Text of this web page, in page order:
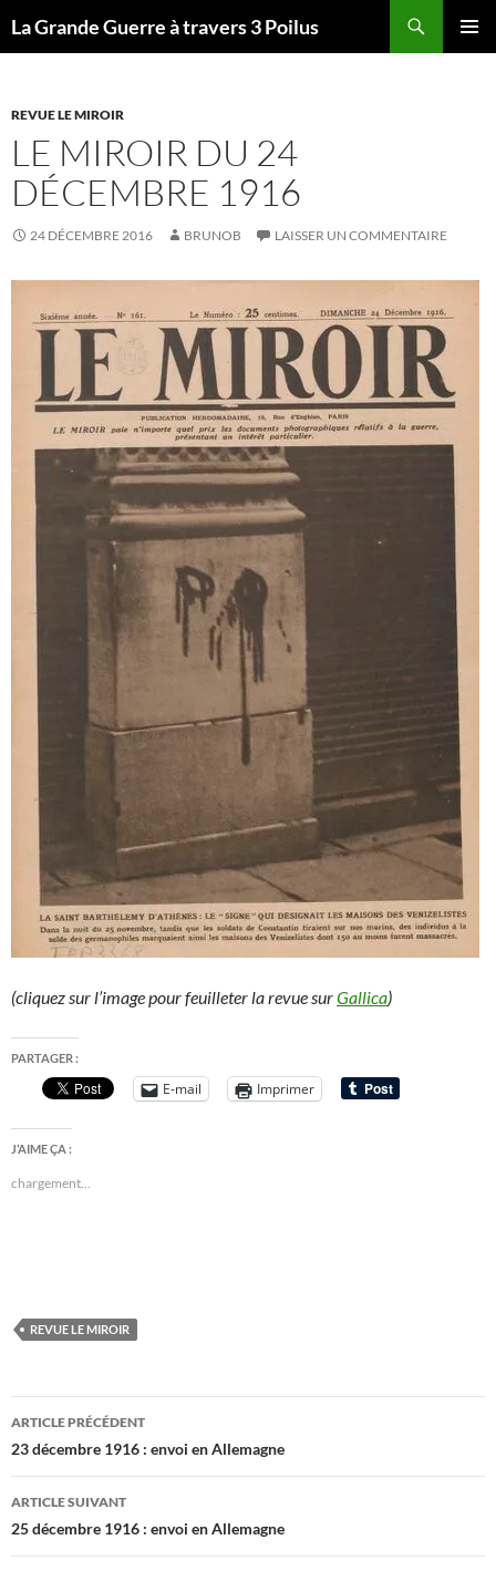
La Grande Guerre à travers 3 Poilus
REVUE LE MIROIR
LE MIROIR DU 24
DÉCEMBRE 1916
24 DÉCEMBRE 2016 BRUNOB LAISSER UN COMMENTAIRE
(cliquez sur l’image pour feuilleter la revue surGallica)
PARTAGER :
E-mail Imprimer
J’AIME ÇA :
chargement…
REVUE LE MIROIR
Navigation
des
articles
ARTICLE PRÉCÉDENT
23 décembre 1916 : envoi en Allemagne
ARTICLE SUIVANT
25 décembre 1916 : envoi en Allemagne